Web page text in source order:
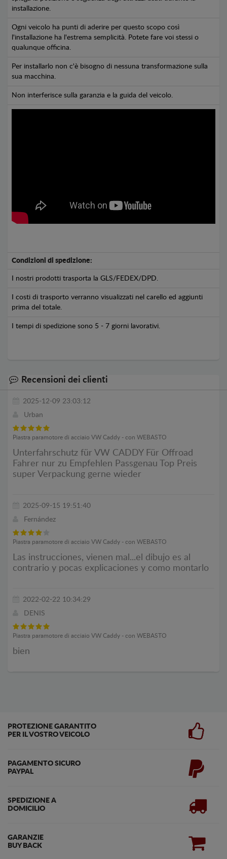
installazione.
Ogni veicolo ha punti di aderire per questo scopo così
l'installazione ha l'estrema semplicità. Potete fare voi stessi o
qualunque officina.
Per installarlo non c'è bisogno di nessuna transformazione sulla
sua macchina.
Non interferisce sulla garanzia e la guida del veicolo.
Condizioni di spedizione:
I nostri prodotti trasporta la GLS/FEDEX/DPD.
I costi di trasporto verranno visualizzati nel carello ed aggiunti
prima del totale.
I tempi di spedizione sono 5 - 7 giorni lavorativi.
Recensioni dei clienti
2025-12-09 23:03:12
Urban
Piastra paramotore di acciaio VW Caddy - con WEBASTO
Unterfahrschutz für VW CADDY Für Offroad
Fahrer nur zu Empfehlen Passgenau Top Preis
super Verpackung gerne wieder
2025-09-15 19:51:40
Fernández
Piastra paramotore di acciaio VW Caddy - con WEBASTO
Las instrucciones, vienen mal...el dibujo es al
contrario y pocas explicaciones y como montarlo
2022-02-22 10:34:29
DENIS
Piastra paramotore di acciaio VW Caddy - con WEBASTO
bien
PROTEZIONE GARANTITO
PER IL VOSTRO VEICOLO
PAGAMENTO SICURO
PAYPAL
SPEDIZIONE A
DOMICILIO
GARANZIE
BUY BACK